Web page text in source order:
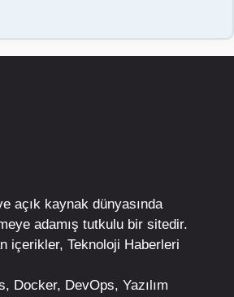
açık kaynak dünyasında
adamış tutkulu bir sitedir.
içerikler, Teknoloji Haberleri
, Docker, DevOps, Yazılım